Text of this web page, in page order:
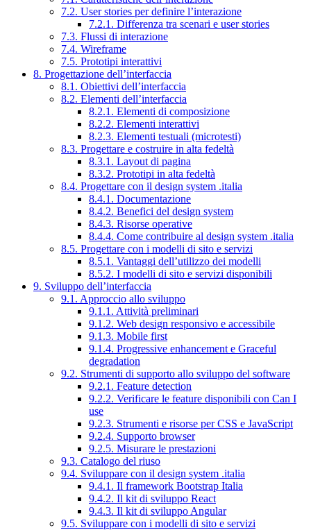
7.2. User stories per definire l’interazione
7.2.1. Differenza tra scenari e user stories
7.3. Flussi di interazione
7.4. Wireframe
7.5. Prototipi interattivi
8. Progettazione dell’interfaccia
8.1. Obiettivi dell’interfaccia
8.2. Elementi dell’interfaccia
8.2.1. Elementi di composizione
8.2.2. Elementi interattivi
8.2.3. Elementi testuali (microtesti)
8.3. Progettare e costruire in alta fedeltà
8.3.1. Layout di pagina
8.3.2. Prototipi in alta fedeltà
8.4. Progettare con il design system .italia
8.4.1. Documentazione
8.4.2. Benefici del design system
8.4.3. Risorse operative
8.4.4. Come contribuire al design system .italia
8.5. Progettare con i modelli di sito e servizi
8.5.1. Vantaggi dell’utilizzo dei modelli
8.5.2. I modelli di sito e servizi disponibili
9. Sviluppo dell’interfaccia
9.1. Approccio allo sviluppo
9.1.1. Attività preliminari
9.1.2. Web design responsivo e accessibile
9.1.3. Mobile first
9.1.4. Progressive enhancement e Graceful
degradation
9.2. Strumenti di supporto allo sviluppo del software
9.2.1. Feature detection
9.2.2. Verificare le feature disponibili con Can I
use
9.2.3. Strumenti e risorse per CSS e JavaScript
9.2.4. Supporto browser
9.2.5. Misurare le prestazioni
9.3. Catalogo del riuso
9.4. Sviluppare con il design system .italia
9.4.1. Il framework Bootstrap Italia
9.4.2. Il kit di sviluppo React
9.4.3. Il kit di sviluppo Angular
9.5. Sviluppare con i modelli di sito e servizi